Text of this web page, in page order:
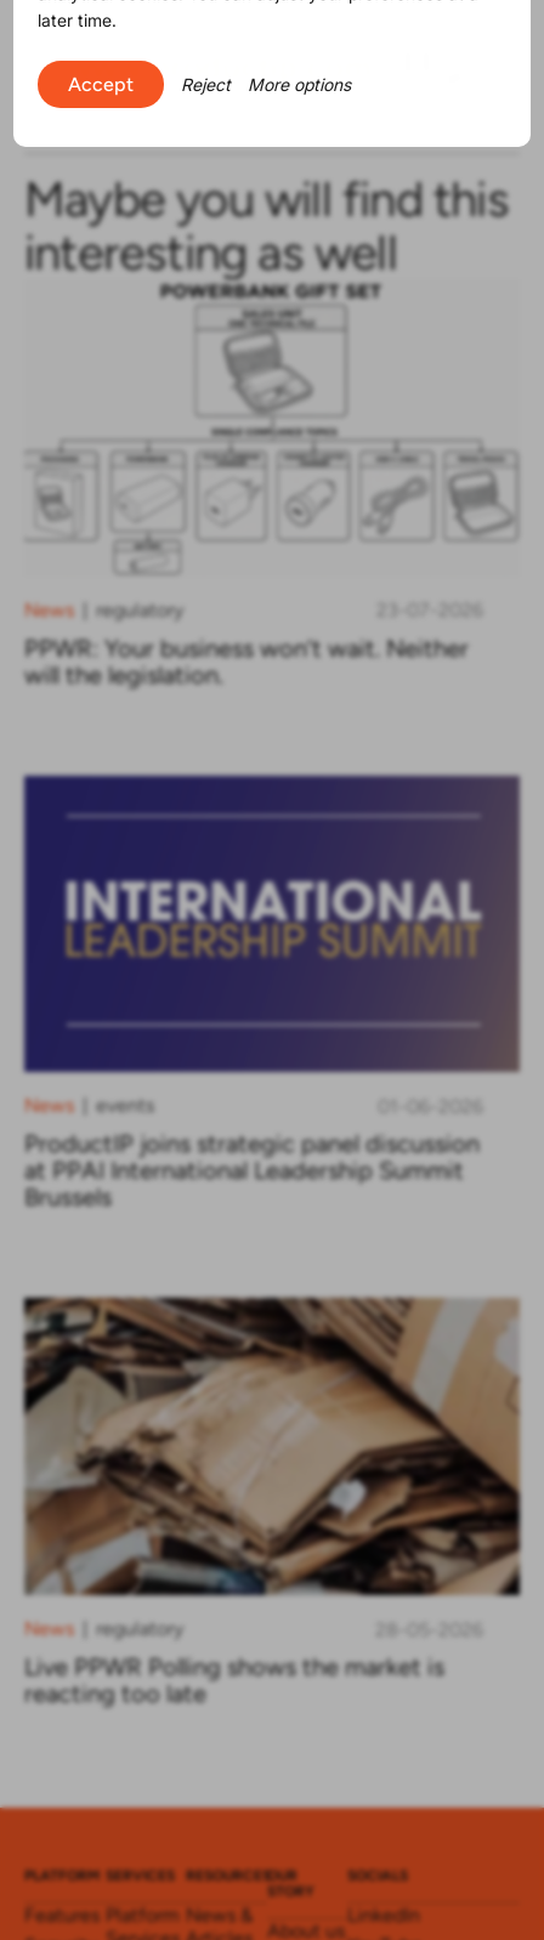
Maybe you will find this
interesting as well
News regulatory
PPWR: Your business won’t wait. Neither
will the legislation.
News events 01-06-2026
ProductIP joins strategic panel discussion
at PPAI International Leadership Summit
Brussels
News regulatory
Live PPWR Polling shows the market is
reacting too late
PLATFORM
Features
SERVICES
Platform
RESOURCES
News &
OUR
STORY
About us
SOCIALS
LinkedIn
later time.
Accept Reject More options